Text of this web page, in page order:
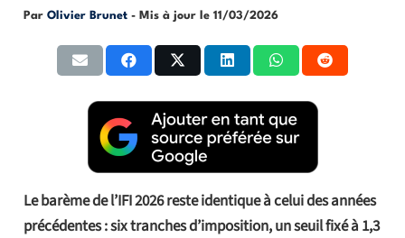
Par Olivier Brunet - Mis à jour le 11/03/2026
Le barème de l’IFI 2026 reste identique à celui des années
précédentes : six tranches d’imposition, un seuil fixé à 1,3